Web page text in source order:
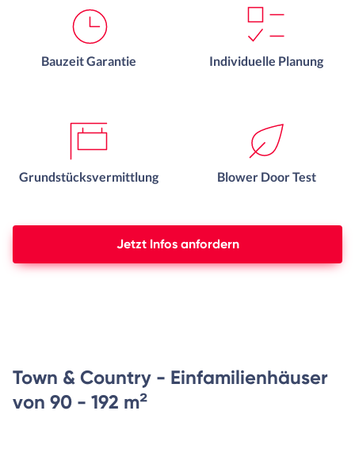
Bauzeit Garantie Individuelle Planung
Grundstücksvermittlung Blower Door Test
Jetzt Infos anfordern
Town & Country - Einfamilienhäuser
von 90 - 192 m²